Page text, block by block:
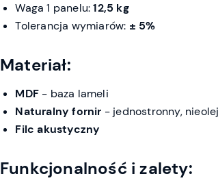
Waga 1 panelu:12,5 kg
Tolerancja wymiarów: ± 5%
Materiał:
MDF - baza lameli
Naturalny fornir - jednostronny,
Filc akustyczny
Funkcjonalność i zalety: